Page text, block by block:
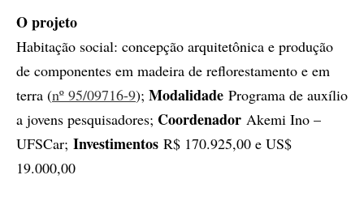
O projeto
Habitação social: concepção arquitetônica e produção
de componentes em madeira de reflorestamento e em
terra (nº 95/09716-9); Modalidade Programa de auxílio
a jovens pesquisadores; Coordenador Akemi Ino –
UFSCar; Investimentos R$ 170.925,00 e US$
19.000,00